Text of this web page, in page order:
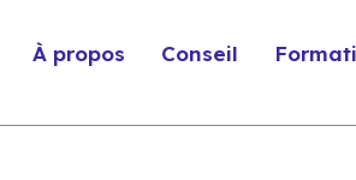
À propos Conseil